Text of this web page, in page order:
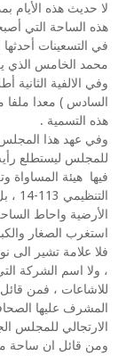
لا حديث هذه الأيام
هذه الساحة التي
في التسعينات
محمد الخامس الذي
وفي الالفية
السادس ) معدا ملفا
هذه التسمية .
وفي عهد هذا المجلس
للمجلس ليستطلع
فيها هيئة المساواة
الأرضية واحاط
استغرب الصغار
فلا علامة تشير الى
، ولا اسم الشركة
للاشاعات ، فمن قائل
المشرف عليها
الارتجالي للمجلس
ومن قائل ان ساحة